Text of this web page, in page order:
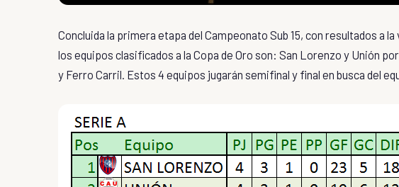
Concluida la primera etapa del Campeonato Sub 15, con resultados a
los equipos clasificados a la Copa de Oro son: San Lorenzo y Unión
y Ferro Carril. Estos 4 equipos jugarán semifinal y final en busca del